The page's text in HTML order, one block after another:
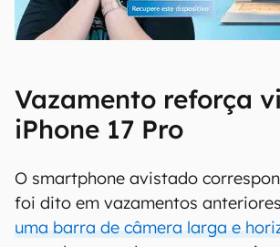
00:00 04:52
Vazamento reforça
iPhone 17 Pro
O smartphone avistado
foi dito em vazamentos
uma barra de câmera larga e